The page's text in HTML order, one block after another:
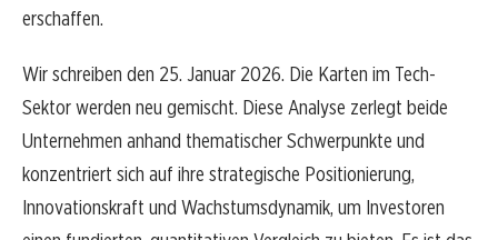
erschaffen.
Wir schreiben den 25. Januar 2026. Die Karten im Tech-
Sektor werden neu gemischt. Diese Analyse zerlegt beide
Unternehmen anhand thematischer Schwerpunkte und
konzentriert sich auf ihre strategische Positionierung,
Innovationskraft und Wachstumsdynamik, um Investoren